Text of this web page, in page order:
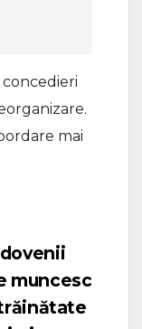
mai
muncesc